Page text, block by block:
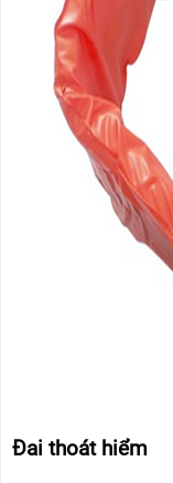
Đai thoát hiểm